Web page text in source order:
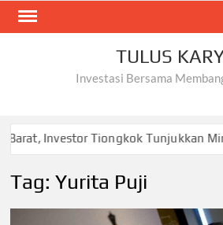
Skip
TULUS
Investasi Bersama
Investor Tiongkok Tunjukkan
Tag:Yurita Puji